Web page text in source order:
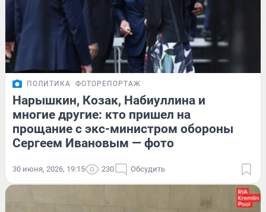
ПОЛИТИКА ФОТОРЕПОРТАЖ
Нарышкин, Козак, Набиуллина и
многие другие: кто пришел на
прощание с экс-министром обороны
Сергеем Ивановым — фото
30 июня, 2026, 19:15 230 Обсудить